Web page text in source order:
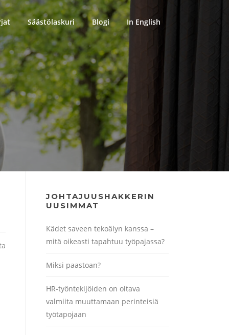
Säästölaskuri Blogi In English
JOHTAJUUSHAKKERIN
UUSIMMAT
Kädet saveen tekoälyn kanssa –
mitä oikeasti tapahtuu työpajassa?
Miksi paastoan?
HR-työntekijöiden on oltava
valmiita muuttamaan perinteisiä
työtapojaan